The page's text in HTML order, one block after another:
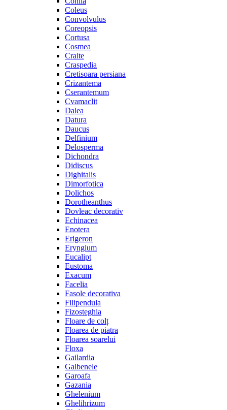
Coleus
Convolvulus
Coreopsis
Cortusa
Cosmea
Craite
Craspedia
Cretisoara persiana
Crizantema
Cserantemum
Cvamaclit
Dalea
Datura
Daucus
Delfinium
Delosperma
Dichondra
Didiscus
Dighitalis
Dimorfotica
Dolichos
Dorotheanthus
Dovleac decorativ
Echinacea
Enotera
Erigeron
Eryngium
Eucalipt
Eustoma
Exacum
Facelia
Fasole decorativa
Filipendula
Fizosteghia
Floare de colț
Floarea de piatra
Floarea soarelui
Floxa
Gailardia
Galbenele
Garoafa
Gazania
Ghelenium
Ghelihrizum